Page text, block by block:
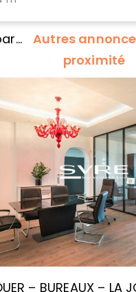
Autres
proximité
– BUREAUX – LA